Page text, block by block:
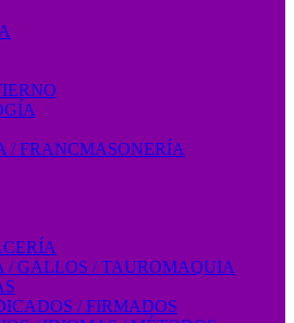
/ FRANCMASONERÍA
/ GALLOS / TAUROMAQUIA
/ FIRMADOS